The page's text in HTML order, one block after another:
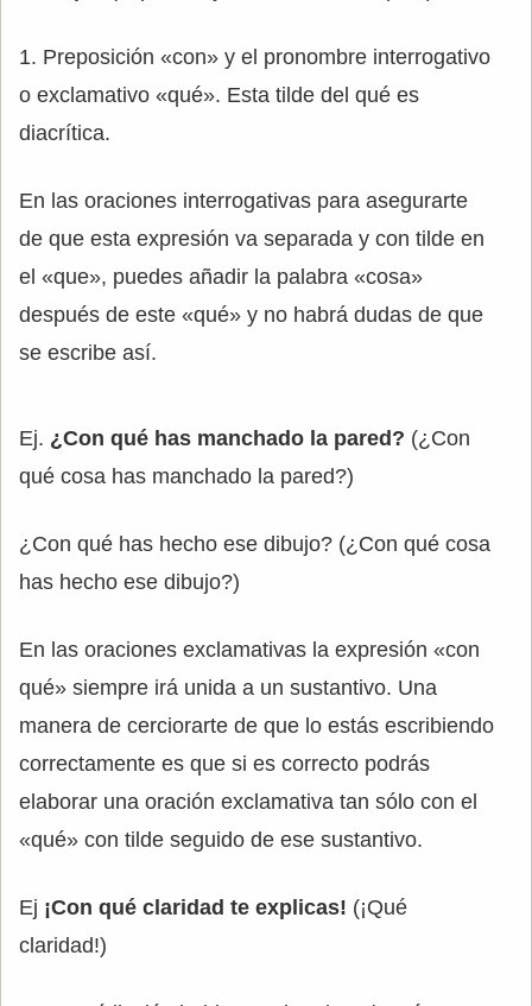
1. Preposición «con» y el pronombre interrogativo
o exclamativo «qué». Esta tilde del qué es
diacrítica.
En las oraciones interrogativas para asegurarte
de que esta expresión va separada y con tilde en
el «que», puedes añadir la palabra «cosa»
después de este «qué» y no habrá dudas de que
se escribe así.
Ej. ¿Con qué has manchado la pared? (¿Con
qué cosa has manchado la pared?)
¿Con qué has hecho ese dibujo? (¿Con qué cosa
has hecho ese dibujo?)
En las oraciones exclamativas la expresión «con
qué» siempre irá unida a un sustantivo. Una
manera de cerciorarte de que lo estás escribiendo
correctamente es que si es correcto podrás
elaborar una oración exclamativa tan sólo con el
«qué» con tilde seguido de ese sustantivo.
Ej ¡Con qué claridad te explicas! (¡Qué
claridad!)